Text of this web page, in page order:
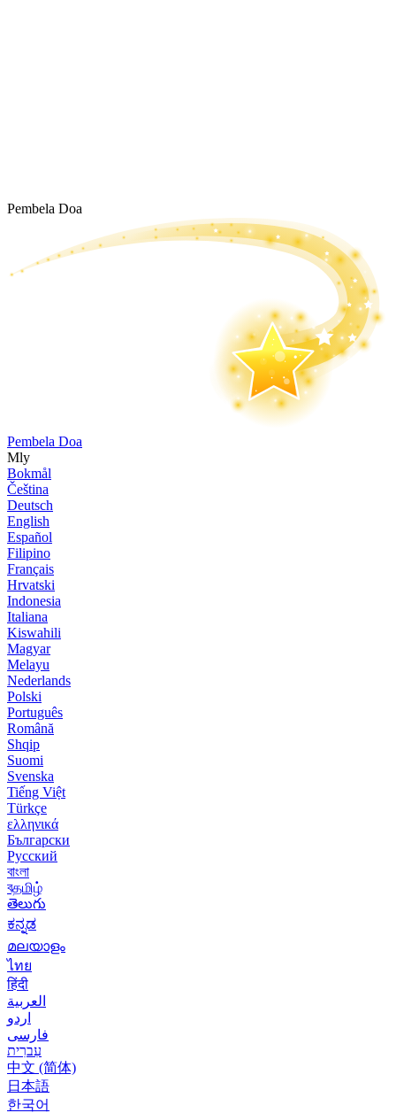
Pembela Doa
Pembela Doa
Mly
Bokmål
Čeština
Deutsch
English
Español
Filipino
Français
Hrvatski
Indonesia
Italiana
Kiswahili
Magyar
Melayu
Nederlands
Polski
Português
Română
Shqip
Suomi
Svenska
Tiếng Việt
Türkçe
ελληνικά
Български
Русский
বাংলা
বதமிழ்
తెలుగు
ಕನ್ನಡ
മലയാളം
ไทย
हिंदी
العربية
اردو
فارسی
עִברִית
中文 (简体)
日本語
한국어